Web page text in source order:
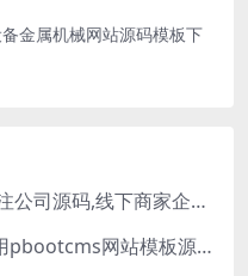
金属机械网站源码模板下
地图标注网站源码,地图标注公司源码,线下商家企业地图标注服务,店铺地图定位网站
化学化工机械设备企业通用pbootcms网站模板源码下载